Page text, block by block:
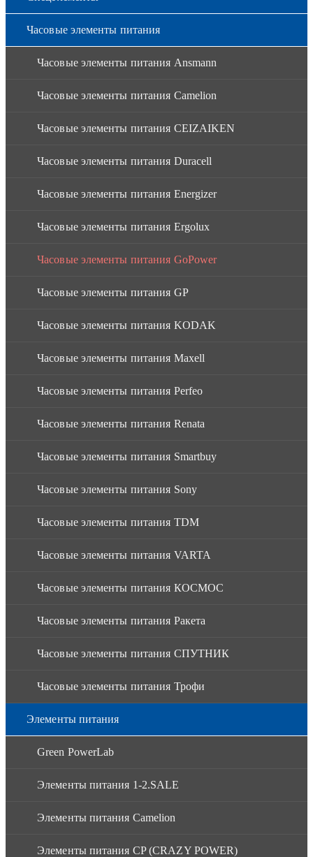
Часовые элементы питания
Часовые элементы питания Ansmann
Часовые элементы питания Camelion
Часовые элементы питания CEIZAIKEN
Часовые элементы питания Duracell
Часовые элементы питания Energizer
Часовые элементы питания Ergolux
Часовые элементы питания GoPower
Часовые элементы питания GP
Часовые элементы питания KODAK
Часовые элементы питания Maxell
Часовые элементы питания Perfeo
Часовые элементы питания Renata
Часовые элементы питания Smartbuy
Часовые элементы питания Sony
Часовые элементы питания TDM
Часовые элементы питания VARTA
Часовые элементы питания КОСМОС
Часовые элементы питания Ракета
Часовые элементы питания СПУТНИК
Часовые элементы питания Трофи
Элементы питания
Green PowerLab
Элементы питания 1-2.SALE
Элементы питания Camelion
Элементы питания CP (CRAZY POWER)